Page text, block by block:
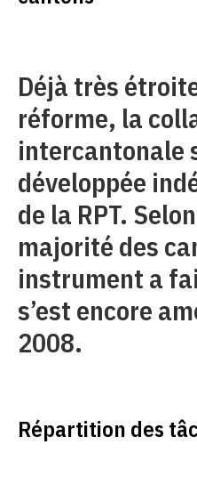
Déjà très
réforme, la
intercantonale
développée
de la RPT.
majorité des
instrument a
s’est encore
2008.
Répartition des